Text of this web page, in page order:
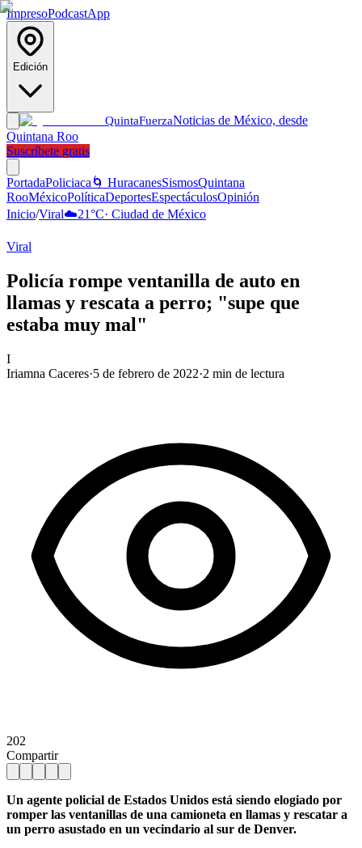
ImpresoPodcastApp
Edición
QuintaFuerzaNoticias de México, desde
Quintana Roo
Suscríbete gratis
PortadaPoliciaca 🌀 HuracanesSismosQuintana
RooMéxicoPolíticaDeportesEspectáculosOpinión
Inicio/Viral☁️21°C· Ciudad de México
Viral
Policía rompe ventanilla de auto en
llamas y rescata a perro; "supe que
estaba muy mal"
I
Iriamna Caceres·5 de febrero de 2022·2 min de lectura
202
Compartir
Un agente policial de Estados Unidos está siendo elogiado por
romper las ventanillas de una camioneta en llamas y rescatar a
un perro asustado en un vecindario al sur de Denver.